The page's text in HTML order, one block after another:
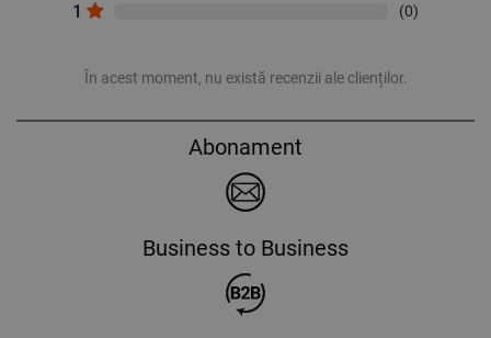
1 (0)
În acest moment, nu există recenzii ale clienților.
Abonament
Business to Business